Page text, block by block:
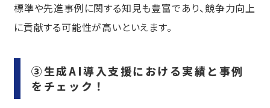
標準や先進事例に関する知見も豊富であり、競争力向上
に貢献する可能性が高いといえます。
③生成AI導入支援における実績と事例
をチェック！